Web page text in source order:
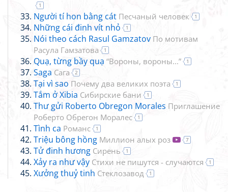
1
Người tí hon bằng cát Песчаный человек 1
Những cái đinh vít nhỏ 1
Nói theo cách Rasul Gamzatov По мотивам
Расула Гамзатова
1
Quạ, từng bầy quạ “Вороны, вороны...” 1
Saga Сага 2
Tại vì sao Почему два великих поэта 1
Tắm ở Xibia Сибирские бани 1
Thư gửi Roberto Obregon Morales Приглашение
Роберто Обрегон Моралес
1
Tình ca Романс 1
Triệu bông hồng Миллион алых роз 7
Tử đinh hương Сирень 1
Xảy ra như vậy Стихи не пишутся - случаются 1
Xưởng thuỷ tinh Стеклозавод 1